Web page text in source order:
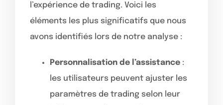
l’expérience de trading. Voici les
éléments les plus significatifs que nous
avons identifiés lors de notre analyse :
Personnalisation de l’assistance :
les utilisateurs peuvent ajuster les
paramètres de trading selon leur